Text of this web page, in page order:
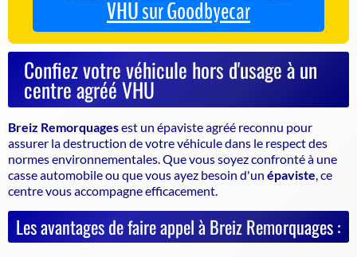
VHU sur Goodbyecar
Confiez votre véhicule hors d'usage à un
centre agréé VHU
Breiz Remorquagesest un épaviste agréé reconnu pour
assurer la destruction de votre véhicule dans le respect des
normes environnementales. Que vous soyez confronté à une
casse automobile ou que vous ayez besoin d'un épaviste , ce
centre vous accompagne efficacement.
Les avantages de faire appel à Breiz Remorquages :